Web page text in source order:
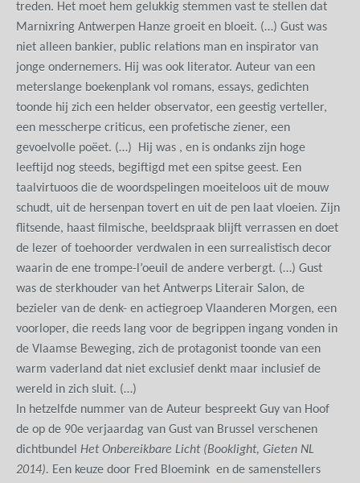
treden. Het moet hem gelukkig stemmen vast te stellen dat
Marnixring Antwerpen Hanze groeit en bloeit. (…) Gust was
niet alleen bankier, public relations man en inspirator van
jonge ondernemers. Hij was ook literator. Auteur van een
meterslange boekenplank vol romans, essays, gedichten
toonde hij zich een helder observator, een geestig verteller,
een messcherpe criticus, een profetische ziener, een
gevoelvolle poëet. (…) Hij was , en is ondanks zijn hoge
leeftijd nog steeds, begiftigd met een spitse geest. Een
taalvirtuoos die de woordspelingen moeiteloos uit de mouw
schudt, uit de hersenpan tovert en uit de pen laat vloeien. Zijn
flitsende, haast filmische, beeldspraak blijft verrassen en doet
de lezer of toehoorder verdwalen in een surrealistisch decor
waarin de ene trompe-l’oeuil de andere verbergt. (…) Gust
was de sterkhouder van het Antwerps Literair Salon, de
bezieler van de denk- en actiegroep Vlaanderen Morgen, een
voorloper, die reeds lang voor de begrippen ingang vonden in
de Vlaamse Beweging, zich de protagonist toonde van een
warm vaderland dat niet exclusief denkt maar inclusief de
wereld in zich sluit. (…)
In hetzelfde nummer van de Auteur bespreekt Guy van Hoof
de op de 90e verjaardag van Gust van Brussel verschenen
dichtbundel Het Onbereikbare Licht (Booklight, Gieten NL
2014). Een keuze door Fred Bloemink en de samenstellers